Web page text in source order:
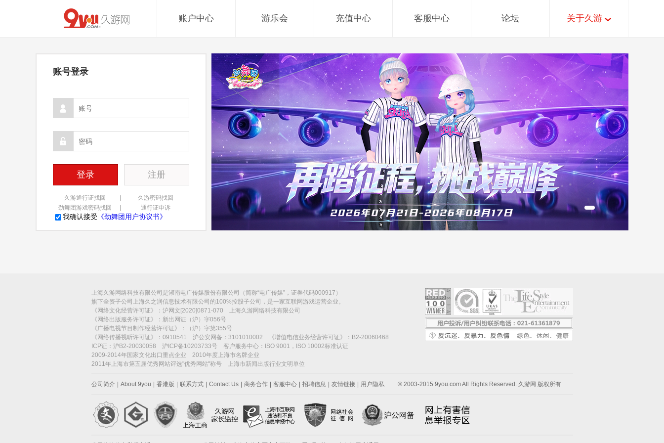
账户中心 游乐会 充值中心 客服中心 论坛 关于久游
账号登录
登录 注册
久游通行证找回
久游密码找回
劲舞团游戏密码找回
通行证申诉
我确认接受 《劲舞团用户协议书》
上海久游网络科技有限公司是湖南电广传媒股份有限公司（简称“电广传媒”，证券代码000917）
旗下全资子公司上海久之润信息技术有限公司的100%控股子公司，是一家互联网游戏运营企业。
《网络文化经营许可证》：沪网文[2020]0871-070 上海久游网络科技有限公司
《网络出版服务许可证》：新出网证（沪）字056号
《广播电视节目制作经营许可证》：（沪）字第355号
《网络传播视听许可证》：0910541 沪公安网备：3101010002 《增值电信业务经营许可证》：B2-20060468
ICP证：沪B2-20030058 沪ICP备10203733号 客户服务中心：ISO 9001，ISO 10002标准认证
2009-2014年国家文化出口重点企业 2010年度上海市名牌企业
2011年上海市第五届优秀网站评选"优秀网站"称号 上海市新闻出版行业文明单位
公司简介 About 9you 香港版 联系方式 Contact Us 商务合作 客服中心 招聘信息 友情链接 用户隐私 ® 2003-2015 9you.com All Rights Reserved. 久游网 版权所有